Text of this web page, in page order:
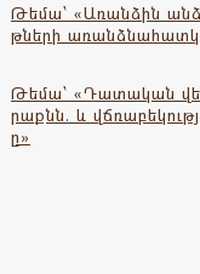
Թեմա՝ «Առանձին
թների
Թեմա՝ «Դատական
րաքնն. և
ը»